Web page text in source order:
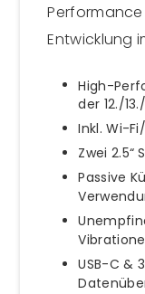
Performance
Entwicklung
High-
der 12./
Inkl. Wi-
Zwei
Passive
USB-C &